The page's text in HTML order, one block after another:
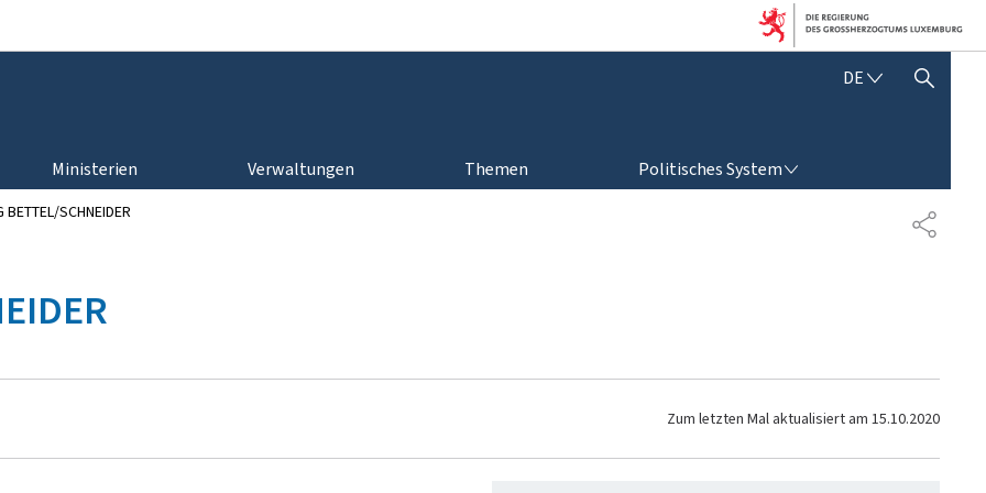
DED
C
SUCHFLED ANZEIGEN / SCHLIESSEN
Ministerien Verwaltungen Themen Politisches System
T
E
BETTEL/SCHNEIDER
Zum letzten Mal aktualisiert am 15.10.2020